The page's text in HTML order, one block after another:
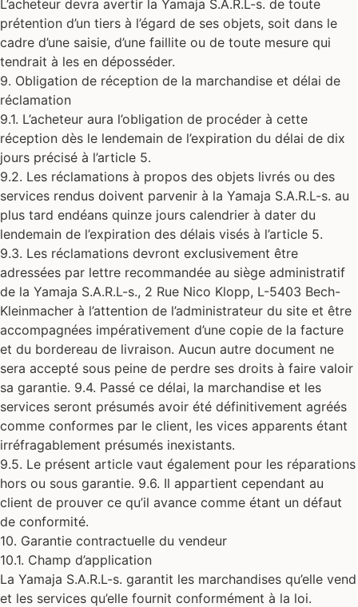
L’acheteur devra avertir la Yamaja S.A.R.L-s. de toute
prétention d’un tiers à l’égard de ses objets, soit dans le
cadre d’une saisie, d’une faillite ou de toute mesure qui
tendrait à les en déposséder.
9. Obligation de réception de la marchandise et délai de
réclamation
9.1. L’acheteur aura l’obligation de procéder à cette
réception dès le lendemain de l’expiration du délai de dix
jours précisé à l’article 5.
9.2. Les réclamations à propos des objets livrés ou des
services rendus doivent parvenir à la Yamaja S.A.R.L-s. au
plus tard endéans quinze jours calendrier à dater du
lendemain de l’expiration des délais visés à l’article 5.
9.3. Les réclamations devront exclusivement être
adressées par lettre recommandée au siège administratif
de la Yamaja S.A.R.L-s., 2 Rue Nico Klopp, L-5403 Bech-
Kleinmacher à l’attention de l’administrateur du site et être
accompagnées impérativement d’une copie de la facture
et du bordereau de livraison. Aucun autre document ne
sera accepté sous peine de perdre ses droits à faire valoir
sa garantie. 9.4. Passé ce délai, la marchandise et les
services seront présumés avoir été définitivement agréés
comme conformes par le client, les vices apparents étant
irréfragablement présumés inexistants.
9.5. Le présent article vaut également pour les réparations
hors ou sous garantie. 9.6. Il appartient cependant au
client de prouver ce qu’il avance comme étant un défaut
de conformité.
10. Garantie contractuelle du vendeur
10.1. Champ d’application
La Yamaja S.A.R.L-s. garantit les marchandises qu’elle vend
et les services qu’elle fournit conformément à la loi.